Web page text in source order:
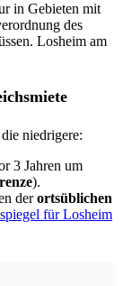
in Gebieten mit
des
Losheim am
niedrigere:
3 Jahren um
).
derortsüblichen
für Losheim